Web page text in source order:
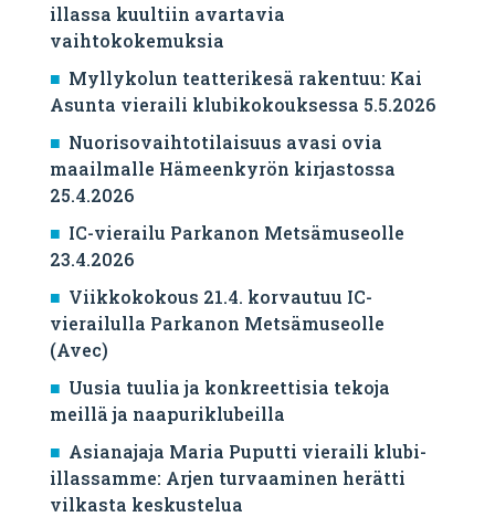
illassa kuultiin avartavia
vaihtokokemuksia
Myllykolun teatterikesä rakentuu: Kai
Asunta vieraili klubikokouksessa 5.5.2026
Nuorisovaihtotilaisuus avasi ovia
maailmalle Hämeenkyrön kirjastossa
25.4.2026
IC-vierailu Parkanon Metsämuseolle
23.4.2026
Viikkokokous 21.4. korvautuu IC-
vierailulla Parkanon Metsämuseolle
(Avec)
Uusia tuulia ja konkreettisia tekoja
meillä ja naapuriklubeilla
Asianajaja Maria Puputti vieraili klubi-
illassamme: Arjen turvaaminen herätti
vilkasta keskustelua